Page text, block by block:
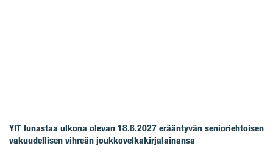
YIT lunastaa ulkona olevan 18.6.2027 erääntyvän senioriehtoisen
vakuudellisen vihreän joukkovelkakirjalainansa